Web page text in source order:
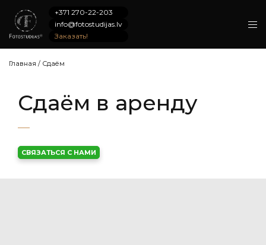
+371 270-22-203
info@fotostudijas.lv
Заказать!
Главная / Сдаём
Сдаём в аренду
СВЯЗАТЬСЯ С НАМИ